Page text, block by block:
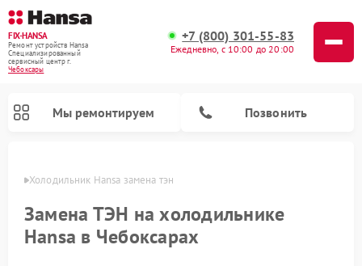
FIX-HANSA
Ремонт устройств Hansa
Специализированный
cервисный центр г.
Чебоксары
+7 (800) 301-55-83
Ежедневно, с 10:00 до 20:00
Мы ремонтируем Позвонить
Холодильник Hansa замена тэн
Замена ТЭН на холодильнике
Hansa в Чебоксарах